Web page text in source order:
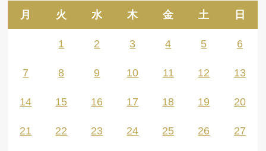
月 火 水 木 金 土 日
1 2 3 4 5 6
7 8 9 10 11 12 13
14 15 16 17 18 19 20
21 22 23 24 25 26 27